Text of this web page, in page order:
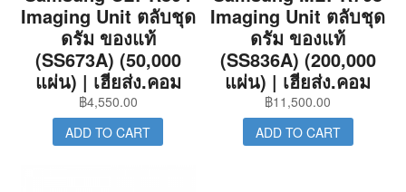
Imaging Unit ตลับชุด
ดรัม ของแท้
(SS673A) (50,000
แผ่น) | เฮียส่ง.คอม
฿4,550.00
ADD TO CART
Imaging Unit ตลับชุด
ดรัม ของแท้
(SS836A) (200,000
แผ่น) | เฮียส่ง.คอม
฿11,500.00
ADD TO CART